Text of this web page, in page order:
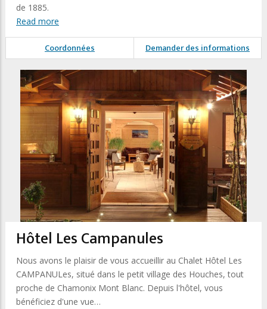
de 1885.
Read more
Coordonnées Demander des informations
Hôtel Les Campanules
Nous avons le plaisir de vous accueillir au Chalet Hôtel Les
CAMPANULes, situé dans le petit village des Houches, tout
proche de Chamonix Mont Blanc. Depuis l'hôtel, vous
bénéficiez d'une vue…